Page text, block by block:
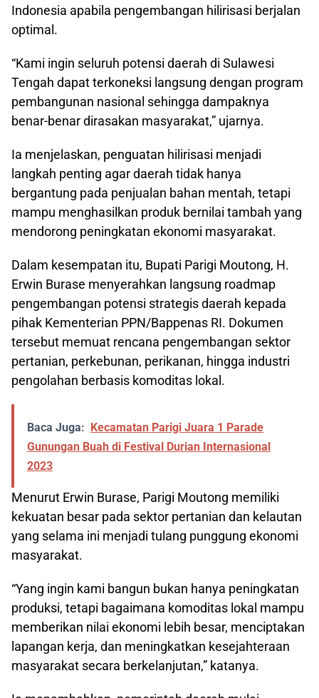
Indonesia apabila pengembangan hilirisasi berjalan
optimal.
“Kami ingin seluruh potensi daerah di Sulawesi
Tengah dapat terkoneksi langsung dengan program
pembangunan nasional sehingga dampaknya
benar-benar dirasakan masyarakat,” ujarnya.
Ia menjelaskan, penguatan hilirisasi menjadi
langkah penting agar daerah tidak hanya
bergantung pada penjualan bahan mentah, tetapi
mampu menghasilkan produk bernilai tambah yang
mendorong peningkatan ekonomi masyarakat.
Dalam kesempatan itu, Bupati Parigi Moutong, H.
Erwin Burase menyerahkan langsung roadmap
pengembangan potensi strategis daerah kepada
pihak Kementerian PPN/Bappenas RI. Dokumen
tersebut memuat rencana pengembangan sektor
pertanian, perkebunan, perikanan, hingga industri
pengolahan berbasis komoditas lokal.
Baca Juga: Kecamatan Parigi Juara 1 Parade
Gunungan Buah di Festival Durian Internasional
2023
Menurut Erwin Burase, Parigi Moutong memiliki
kekuatan besar pada sektor pertanian dan kelautan
yang selama ini menjadi tulang punggung ekonomi
masyarakat.
“Yang ingin kami bangun bukan hanya peningkatan
produksi, tetapi bagaimana komoditas lokal mampu
memberikan nilai ekonomi lebih besar, menciptakan
lapangan kerja, dan meningkatkan kesejahteraan
masyarakat secara berkelanjutan,” katanya.